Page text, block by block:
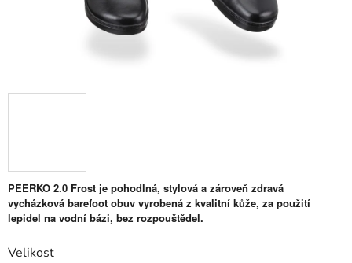
PEERKO 2.0 Frost je pohodlná, stylová a zároveň zdravá
vycházková barefoot obuv vyrobená z kvalitní kůže, za použití
lepidel na vodní bázi, bez rozpouštědel.
Velikost